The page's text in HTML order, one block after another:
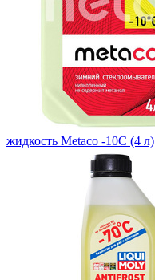
жидкость Metaco -10C (4 л)